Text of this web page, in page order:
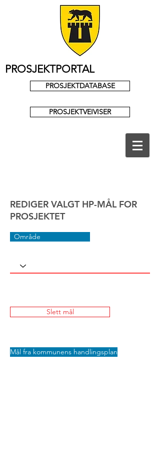
PROSJEKTPORTAL
PROSJEKTDATABASE
PROSJEKTVEIVISER
REDIGER VALGT HP-MÅL FOR
PROSJEKTET
Område
Slett mål
Mål fra kommunens handlingsplan